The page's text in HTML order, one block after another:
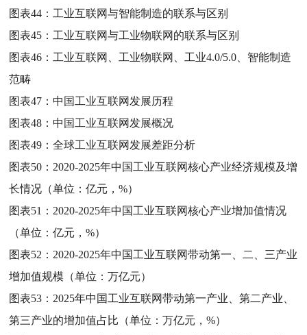
图表44： 工业互联网与智能制造的联系与区别
图表45： 工业互联网与工业物联网的联系与区别
图表46： 工业互联网、工业物联网、工业4.0/5.0、智能制造
范畴
图表47：中国工业互联网发展历程
图表48：中国工业互联网发展概况
图表49：全球工业互联网发展差距分析
图表50： 2020-2025年中国工业互联网核心产业经济规模及增
长情况（单位：亿元，%）
图表51： 2020-2025年中国工业互联网核心产业增加值情况
（单位：亿元，%）
图表52： 2020-2025年中国工业互联网带动第一、二、三产业
增加值规模（单位：万亿元）
图表53： 2025年中国工业互联网带动第一产业、第二产业、
第三产业的增加值占比（单位：万亿元，%）